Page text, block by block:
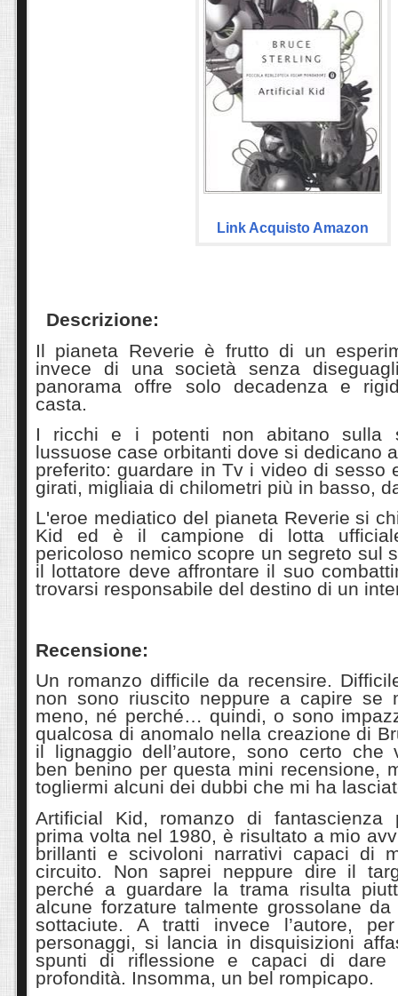
Link Acquisto Amazon
Descrizione:
Il pianeta Reverie è frutto di un
invece di una società senza
panorama offre solo decadenza e
casta.
I ricchi e i potenti non abitano sulla
lussuose case orbitanti dove si dedicano
preferito: guardare in Tv i video di sesso
girati, migliaia di chilometri più in basso,
L'eroe mediatico del pianeta Reverie si
Kid ed è il campione di lotta
pericoloso nemico scopre un segreto sul
il lottatore deve affrontare il suo
trovarsi responsabile del destino di un
Recensione:
Un romanzo difficile da recensire.
non sono riuscito neppure a capire se
meno, né perché… quindi, o sono
qualcosa di anomalo nella creazione di
il lignaggio dell’autore, sono certo che
ben benino per questa mini recensione,
togliermi alcuni dei dubbi che mi ha
Artificial Kid, romanzo di fantascienza
prima volta nel 1980, è risultato a mio
brillanti e scivoloni narrativi capaci di
circuito. Non saprei neppure dire il
perché a guardare la trama risulta
alcune forzature talmente grossolane
sottaciute. A tratti invece l’autore,
personaggi, si lancia in disquisizioni
spunti di riflessione e capaci di dare
profondità. Insomma, un bel rompicapo.